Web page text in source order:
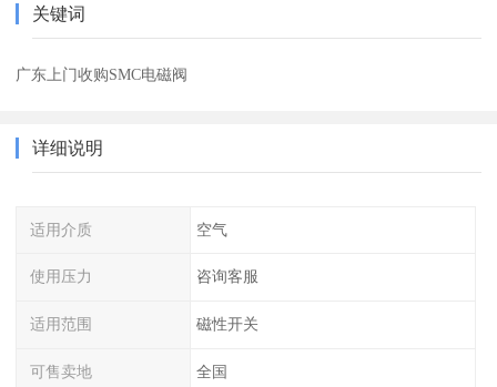
关键词
广东上门收购SMC电磁阀
详细说明
适用介质 空气
使用压力 咨询客服
适用范围 磁性开关
可售卖地 全国